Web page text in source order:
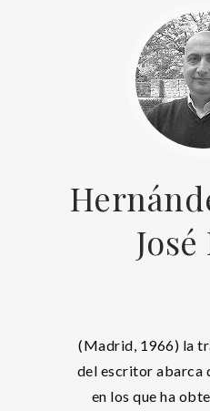
(Madrid, 1966) la
del escritor abarca
en los que ha